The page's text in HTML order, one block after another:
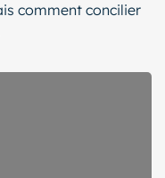
comment concilier